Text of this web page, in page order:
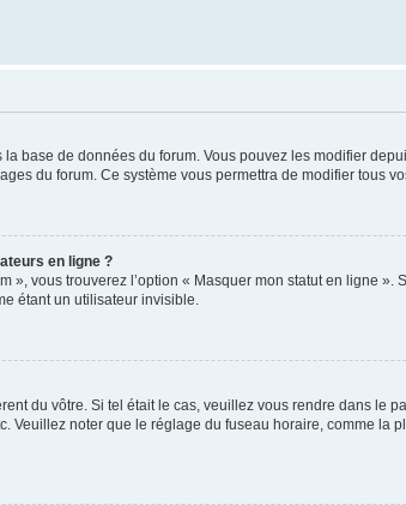
base de données du forum. Vous pouvez les modifier
du forum. Ce système vous permettra de modifier tous
en ligne ?
», vous trouverez l’option « Masquer mon statut en ligne
étant un utilisateur invisible.
du vôtre. Si tel était le cas, veuillez vous rendre dans le
noter que le réglage du fuseau horaire, comme la